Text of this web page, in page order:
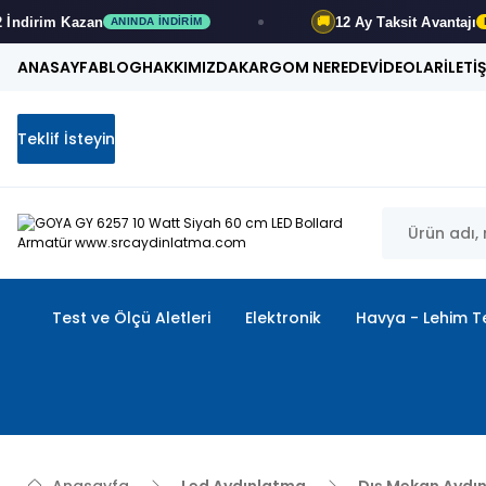
İNDIRIM 🚚 12 Ay Taksit Avantajı FIRSATI KAÇIRMA
ANASAYFABLOGHAKKIMIZDAKARGOM NEREDEVİDEOLAR
Teklif İsteyin
Test ve Ölçü Aletleri Elektronik Havya - Lehim